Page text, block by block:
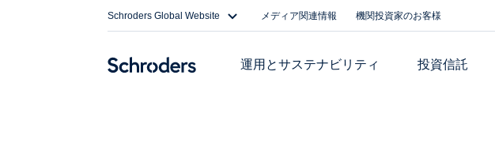
Schroders Global Website メディア関連情報 機関投資家のお客様
運用とサステナビリティ 投資信託